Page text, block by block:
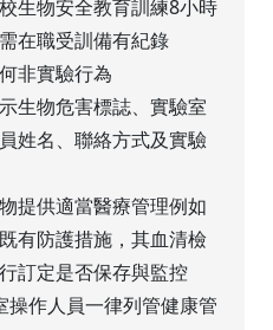
生物安全教育訓練8小時
在職受訓備有紀錄
非實驗行為
生物危害標誌、實驗室
姓名、聯絡方式及實驗
提供適當醫療管理例如
有防護措施，其血清檢
訂定是否保存與監控
操作人員一律列管健康管